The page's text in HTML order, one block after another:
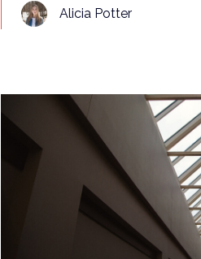
Alicia Potter